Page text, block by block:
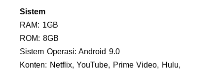
Sistem
RAM: 1GB
ROM: 8GB
Sistem Operasi: Android 9.0
Konten: Netflix, YouTube, Prime Video, Hulu,